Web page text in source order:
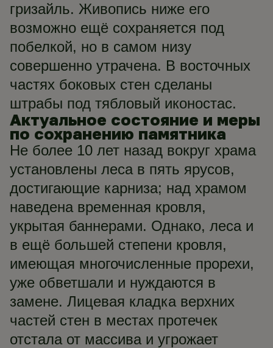
гризайль. Живопись ниже его
возможно ещё сохраняется под
побелкой, но в самом низу
совершенно утрачена. В восточных
частях боковых стен сделаны
штрабы под тябловый иконостас.
Актуальное состояние и меры
по сохранению памятника
Не более 10 лет назад вокруг храма
установлены леса в пять ярусов,
достигающие карниза; над храмом
наведена временная кровля,
укрытая баннерами. Однако, леса и
в ещё большей степени кровля,
имеющая многочисленные прорехи,
уже обветшали и нуждаются в
замене. Лицевая кладка верхних
частей стен в местах протечек
отстала от массива и угрожает